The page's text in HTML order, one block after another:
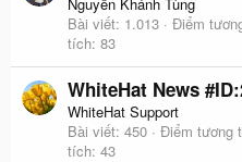
Bài viết 1.013 Điểm
tích 83
WhiteHat News
WhiteHat Support
Bài viết 450 Điểm tương
tích 43